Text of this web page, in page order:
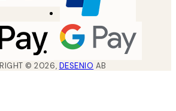
©2026, DESENIO AB